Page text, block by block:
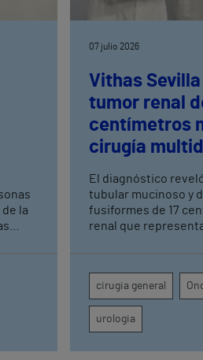
la
07 julio 2026
Vithas
tumor renal
centímetros
cirugía
El diagnóstico
tubular mucinoso y
fusiformes de 17
renal que
Anestesia, UCI,
Quirófano, Banco de
cirugia general
urologia